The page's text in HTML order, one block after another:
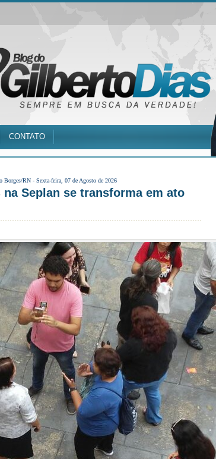
CONTATO
Borges/RN - Sexta-feira, 07 de Agosto de 2026
Seplan se transforma em ato